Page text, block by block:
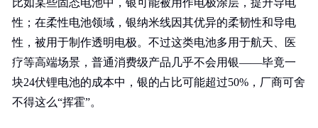
比如某些固态电池中，银可能被用作电极涂层，提升导电
性；在柔性电池领域，银纳米线因其优异的柔韧性和导电
性，被用于制作透明电极。不过这类电池多用于航天、医
疗等高端场景，普通消费级产品几乎不会用银——毕竟一
块24伏锂电池的成本中，银的占比可能超过50%，厂商可舍
不得这么“挥霍”。